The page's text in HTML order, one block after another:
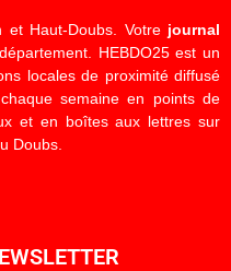
et Haut-Doubs. Votre journal
HEBDO25 est un
locales de proximité diffusé
semaine en points de
et en boîtes aux lettres sur
Doubs.